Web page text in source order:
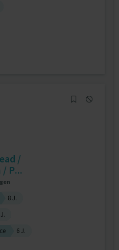
/
P...
8 J.
6 J.